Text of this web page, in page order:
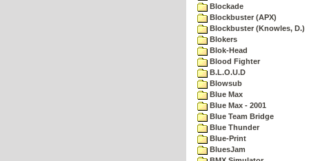
Blockade
Blockbuster (APX)
Blockbuster (Knowles, D.)
Blokers
Blok-Head
Blood Fighter
B.L.O.U.D
Blowsub
Blue Max
Blue Max - 2001
Blue Team Bridge
Blue Thunder
Blue-Print
BluesJam